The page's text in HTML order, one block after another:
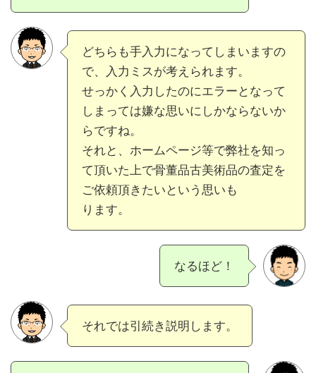
どちらも手入力になってしまいますの
で、入力ミスが考えられます。
せっかく入力したのにエラーとなって
しまっては嫌な思いにしかならないか
らですね。
それと、ホームページ等で弊社を知っ
て頂いた上で骨董品古美術品の査定を
ご依頼頂きたいという思いも
ります。
なるほど！
それでは引続き説明します。